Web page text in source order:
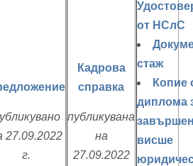
27.09.2022
г.
Кадрова
справка
публикувана
на
27.09.2022
от НСлС
стаж
Копие
диплома
висше